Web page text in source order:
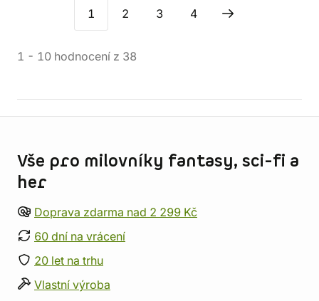
1 2 3 4
1 - 10 hodnocení z 38
Vše pro milovníky fantasy, sci-fi a
her
Doprava zdarma nad 2 299 Kč
60 dní na vrácení
20 let na trhu
Vlastní výroba